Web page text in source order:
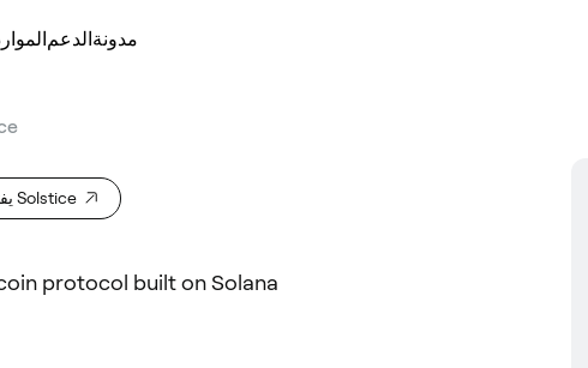
الدعممدونة
يفتح Solstice
protocol built on Solana